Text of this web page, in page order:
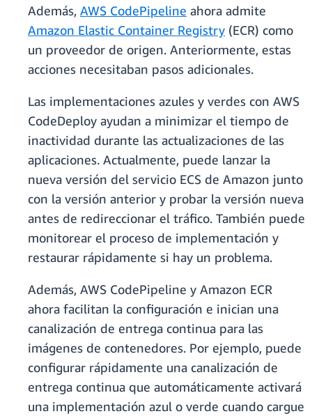
Además, AWS CodePipeline ahora admite
Amazon Elastic Container Registry (ECR) como
un proveedor de origen. Anteriormente, estas
acciones necesitaban pasos adicionales.
Las implementaciones azules y verdes con AWS
CodeDeploy ayudan a minimizar el tiempo de
inactividad durante las actualizaciones de las
aplicaciones. Actualmente, puede lanzar la
nueva versión del servicio ECS de Amazon junto
con la versión anterior y probar la versión nueva
antes de redireccionar el tráfico. También puede
monitorear el proceso de implementación y
restaurar rápidamente si hay un problema.
Además, AWS CodePipeline y Amazon ECR
ahora facilitan la configuración e inician una
canalización de entrega continua para las
imágenes de contenedores. Por ejemplo, puede
configurar rápidamente una canalización de
entrega continua que automáticamente activará
una implementación azul o verde cuando cargue